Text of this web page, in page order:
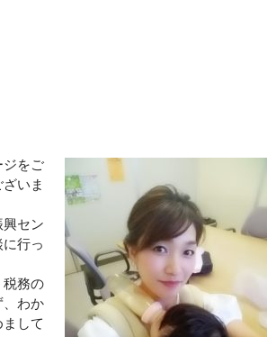
シャル
胞導入若返りジェットコース70分✨広島若返
策シミケアジェットコース70分
ジをご
いま
セン
行っ
税務の
、わか
して